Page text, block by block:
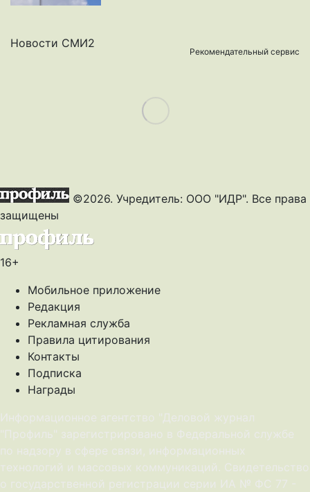
Новости СМИ2
Рекомендательный сервис
Load More
©2026. Учредитель: ООО "ИДР". Все права
защищены
16+
Мобильное приложение
Редакция
Рекламная служба
Правила цитирования
Контакты
Подписка
Награды
Информационное агентство "Деловой журнал
"Профиль" зарегистрировано в Федеральной службе
по надзору в сфере связи, информационных
технологий и массовых коммуникаций. Свидетельство
о государственной регистрации серии ИА № ФС 77 -